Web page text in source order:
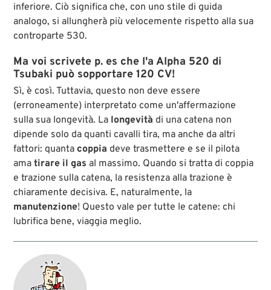
inferiore. Ciò significa che, con uno stile di guida
analogo, si allungherà più velocemente rispetto alla sua
controparte 530.
Ma voi scrivete p. es che l'a Alpha 520 di
Tsubaki può sopportare 120 CV!
Sì, è così. Tuttavia, questo non deve essere
(erroneamente) interpretato come un'affermazione
sulla sua longevità. La longevità di una catena non
dipende solo da quanti cavalli tira, ma anche da altri
fattori: quantacoppia deve trasmettere e se il pilota
amatirare il gas al massimo. Quando si tratta di coppia
e trazione sulla catena, la resistenza alla trazione è
chiaramente decisiva. E, naturalmente, la
manutenzione! Questo vale per tutte le catene: chi
lubrifica bene, viaggia meglio.